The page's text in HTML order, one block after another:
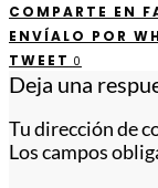
COMPARTE EN
ENVÍALO POR
TWEET 0
Deja una
Tu dirección de
Los campos